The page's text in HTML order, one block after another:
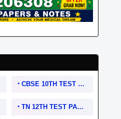
CBSE 10TH TEST PAPERS
TN 12TH TEST PAPERS